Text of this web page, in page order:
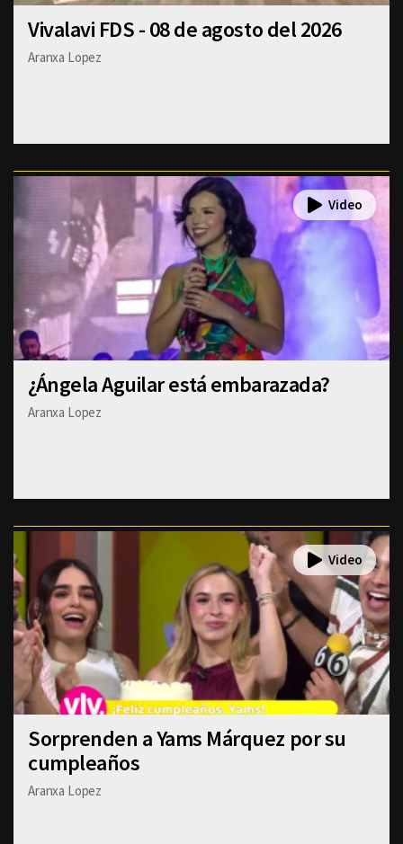
Vivalavi FDS - 08 de agosto del 2026
Aranxa Lopez
¿Ángela Aguilar está embarazada?
Aranxa Lopez
Sorprenden a Yams Márquez por su
cumpleaños
Aranxa Lopez